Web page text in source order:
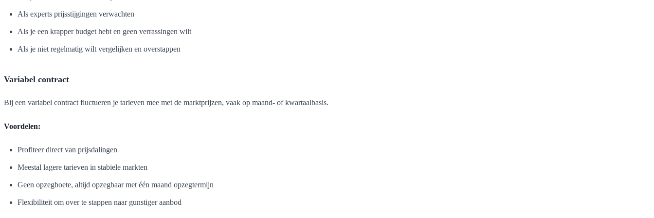
Als experts prijsstijgingen verwachten
Als je een krapper budget hebt en geen verrassingen wilt
Als je niet regelmatig wilt vergelijken en overstappen
Variabel contract
Bij een variabel contract fluctueren je tarieven mee met de marktprijzen, vaak op maand- of kwartaalbasis.
Voordelen:
Profiteer direct van prijsdalingen
Meestal lagere tarieven in stabiele markten
Geen opzegboete, altijd opzegbaar met één maand opzegtermijn
Flexibiliteit om over te stappen naar gunstiger aanbod